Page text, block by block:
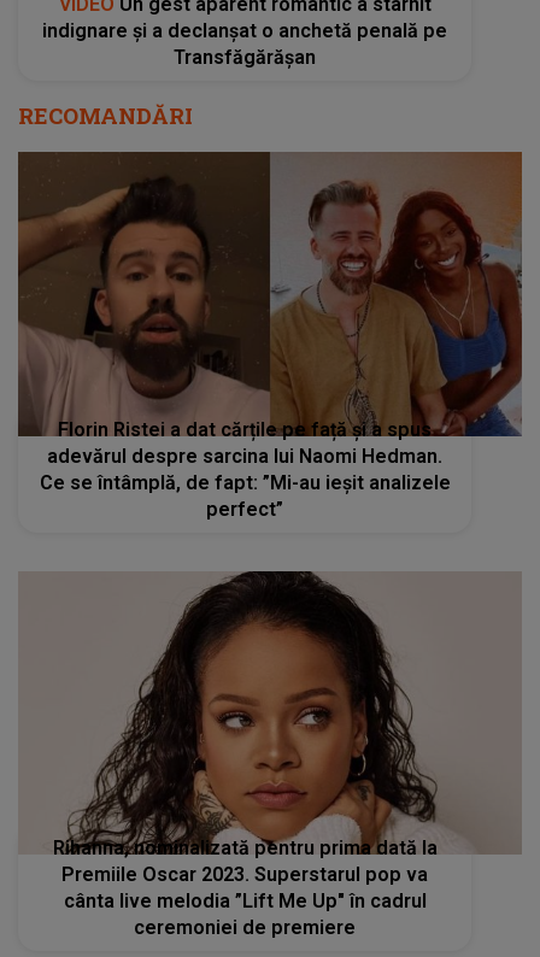
indignare și a declanșat o anchetă penală pe
Transfăgărășan
RECOMANDĂRI
Florin Ristei a dat cărțile pe față și a spus
adevărul despre sarcina lui Naomi Hedman.
Ce se întâmplă, de fapt: ”Mi-au ieșit analizele
perfect”
Rihanna, nominalizată pentru prima dată la
Premiile Oscar 2023. Superstarul pop va
cânta live melodia ”Lift Me Up" în cadrul
ceremoniei de premiere